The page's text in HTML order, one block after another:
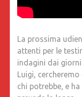
La prossima
attenti per le
indagini dai
Luigi,
chi potrebbe, e